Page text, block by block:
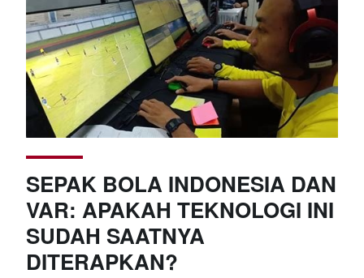
SEPAK BOLA INDONESIA DAN
VAR: APAKAH TEKNOLOGI INI
SUDAH SAATNYA
DITERAPKAN?